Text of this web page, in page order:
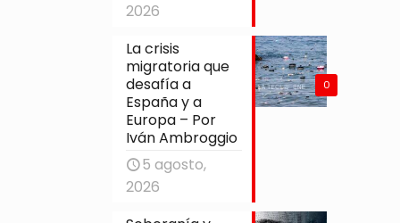
2026
0
La crisis
migratoria que
desafía a
España y a
Europa – Por
Iván Ambroggio
5 agosto,
2026